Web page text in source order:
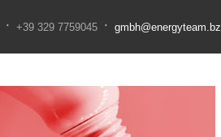
· +39 329 7759045 · gmbh@energyteam.bz